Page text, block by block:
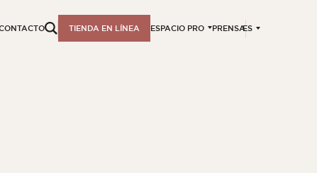
TIENDA EN LÍNEA ESPACIO PRO PRENSAES